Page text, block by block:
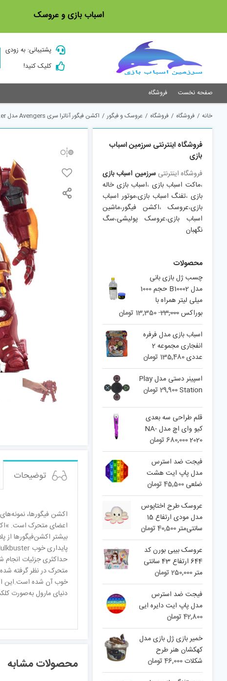
اسباب بازی و عروسک
پشتیبانی: به زودی
کلیک کنید!
صفحه نخست فروشگاه
خانه / فروشگاه / فروشگاه / عروسک و فیگور / اکشن فیگور آناترا سری Avengers مدل Iron Man Hulkbuster
توضیحات
اکشن فیگورها،
دنیای مارول به‌صورت
محصولات مشابه
فروشگاه اینترنتی سرزمین اسباب
بازی
فروشگاه اینترنتیسرزمین اسباب بازی
،ماکت اسباب بازی ،اسباب بازی خاله
بازی،تفنگ اسباب بازی،موتور اسباب
بازی،عروسک،اکشن فیگور،ماشین
اسباب بازی،عروسک پولیشی،سگ
نگهبان
محصولات
چسب ژل بازی بانی
مدل B10002 حجم 1000
میلی لیتر همراه با
بوراکس23,000
Original
price
was:
23,000 تومان.
13,350 تومان
price
is:
13,350 تومان.
اسباب بازی مدل فرفره
انفجاری مجموعه 2
عددی135,480 تومان
اسپینر دستی مدل Play
Station
29,900تومان
قلم طراحی سه بعدی
کیو وای اچ مدل NA-
2020
680,000تومان
فیجت ضد استرس
مدل پاپ ایت هشت
ضلعی 45,500تومان
عروسک طرح اختاپوس
مدل مودی ارتفاع 15
سانتی‌متر40,500تومان
عروسک بیبی بورن کد
644 ارتفاع 43 سانتی
متر250,000تومان
فیجت ضد استرس
مدل پاپ ایت دایره ایی
42,800تومان
خمیر بازی ژل بازی مدل
کهکشان هنر طرح
شکلات 46,000تومان